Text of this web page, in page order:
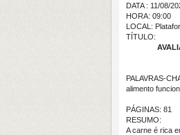
DATA : 11/08/
HORA: 09:00
LOCAL:
TÍTULO:
PALAVRAS-
alimento
PÁGINAS: 81
RESUMO:
A carne é rica